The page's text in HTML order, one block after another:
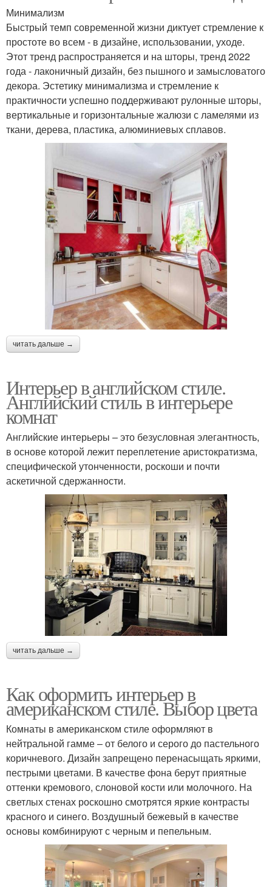
Минимализм
Быстрый темп современной жизни диктует стремление к
простоте во всем - в дизайне, использовании, уходе.
Этот тренд распространяется и на шторы, тренд 2022
года - лаконичный дизайн, без пышного и замысловатого
декора. Эстетику минимализма и стремление к
практичности успешно поддерживают рулонные шторы,
вертикальные и горизонтальные жалюзи с ламелями из
ткани, дерева, пластика, алюминиевых сплавов.
читать дальше →
Интерьер в английском стиле.
Английский стиль в интерьере
комнат
Английские интерьеры – это безусловная элегантность,
в основе которой лежит переплетение аристократизма,
специфической утонченности, роскоши и почти
аскетичной сдержанности.
читать дальше →
Как оформить интерьер в
американском стиле. Выбор цвета
Комнаты в американском стиле оформляют в
нейтральной гамме – от белого и серого до пастельного
коричневого. Дизайн запрещено перенасыщать яркими,
пестрыми цветами. В качестве фона берут приятные
оттенки кремового, слоновой кости или молочного. На
светлых стенах роскошно смотрятся яркие контрасты
красного и синего. Воздушный бежевый в качестве
основы комбинируют с черным и пепельным.